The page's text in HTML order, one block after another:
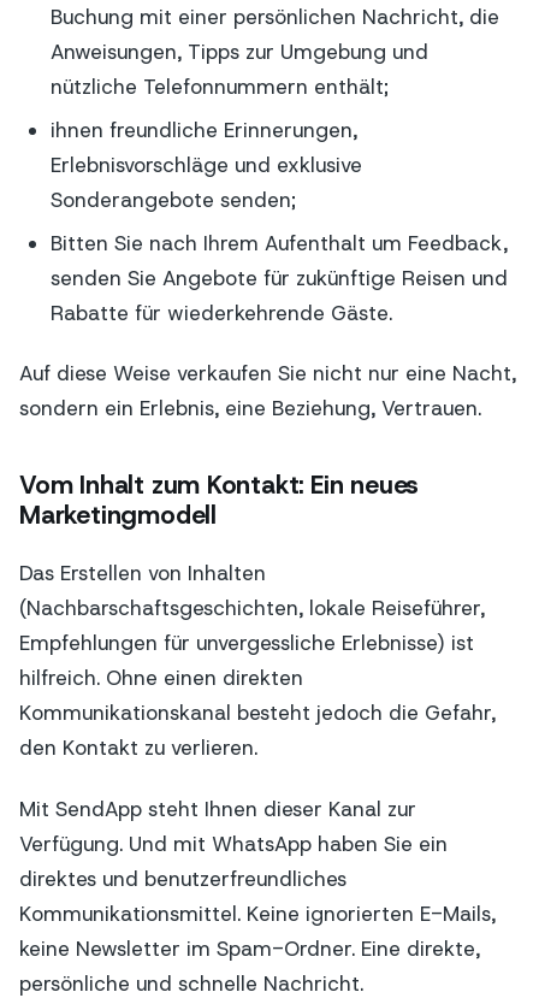
Buchung mit einer persönlichen Nachricht, die
Anweisungen, Tipps zur Umgebung und
nützliche Telefonnummern enthält;
ihnen freundliche Erinnerungen,
Erlebnisvorschläge und exklusive
Sonderangebote senden;
Bitten Sie nach Ihrem Aufenthalt um Feedback,
senden Sie Angebote für zukünftige Reisen und
Rabatte für wiederkehrende Gäste.
Auf diese Weise verkaufen Sie nicht nur eine Nacht,
sondern ein Erlebnis, eine Beziehung, Vertrauen.
Vom Inhalt zum Kontakt: Ein neues
Marketingmodell
Das Erstellen von Inhalten
(Nachbarschaftsgeschichten, lokale Reiseführer,
Empfehlungen für unvergessliche Erlebnisse) ist
hilfreich. Ohne einen direkten
Kommunikationskanal besteht jedoch die Gefahr,
den Kontakt zu verlieren.
Mit SendApp steht Ihnen dieser Kanal zur
Verfügung. Und mit WhatsApp haben Sie ein
direktes und benutzerfreundliches
Kommunikationsmittel. Keine ignorierten E-Mails,
keine Newsletter im Spam-Ordner. Eine direkte,
persönliche und schnelle Nachricht.